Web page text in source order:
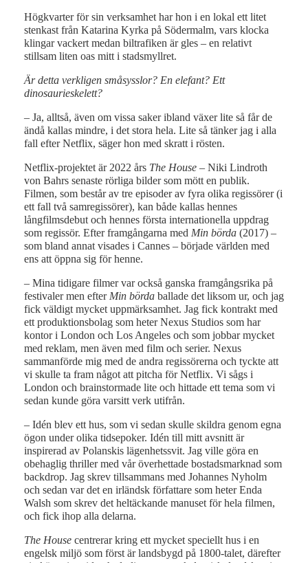
Högkvarter för sin verksamhet har hon i en lokal ett litet
stenkast från Katarina Kyrka på Södermalm, vars klocka
klingar vackert medan biltrafiken är gles – en relativt
stillsam liten oas mitt i stadsmyllret.
Är detta verkligen småsysslor? En elefant? Ett
dinosaurieskelett?
– Ja, alltså, även om vissa saker ibland växer lite så får de
ändå kallas mindre, i det stora hela. Lite så tänker jag i alla
fall efter Netflix, säger hon med skratt i rösten.
Netflix-projektet är 2022 års The House – Niki Lindroth
von Bahrs senaste rörliga bilder som mött en publik.
Filmen, som består av tre episoder av fyra olika regissörer (i
ett fall två samregissörer), kan både kallas hennes
långfilmsdebut och hennes första internationella uppdrag
som regissör. Efter framgångarna med Min börda (2017) –
som bland annat visades i Cannes – började världen med
ens att öppna sig för henne.
­– Mina tidigare filmer var också ganska framgångsrika på
festivaler men efter Min börda ballade det liksom ur, och jag
fick väldigt mycket uppmärksamhet. Jag fick kontrakt med
ett produktionsbolag som heter Nexus Studios som har
kontor i London och Los Angeles och som jobbar mycket
med reklam, men även med film och serier. Nexus
sammanförde mig med de andra regissörerna och tyckte att
vi skulle ta fram något att pitcha för Netflix. Vi sågs i
London och brainstormade lite och hittade ett tema som vi
sedan kunde göra varsitt verk utifrån.
– Idén blev ett hus, som vi sedan skulle skildra genom egna
ögon under olika tidsepoker. Idén till mitt avsnitt är
inspirerad av Polanskis lägenhetssvit. Jag ville göra en
obehaglig thriller med vår överhettade bostadsmarknad som
backdrop. Jag skrev tillsammans med Johannes Nyholm
och sedan var det en irländsk författare som heter Enda
Walsh som skrev det heltäckande manuset för hela filmen,
och fick ihop alla delarna.
The House centrerar kring ett mycket speciellt hus i en
engelsk miljö som först är landsbygd på 1800-talet, därefter